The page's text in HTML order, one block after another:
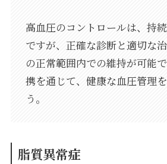
高血圧のコントロールは、持
ですが、正確な診断と適切な
の正常範囲内での維持が可能
携を通じて、健康な血圧管理
う。
脂質異常症